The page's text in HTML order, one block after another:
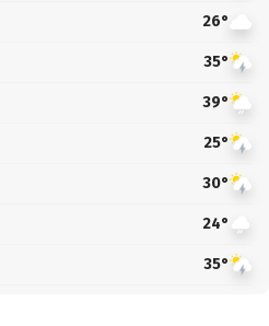
26°
35°
39°
25°
30°
24°
35°